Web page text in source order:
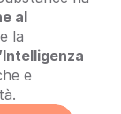
al
e